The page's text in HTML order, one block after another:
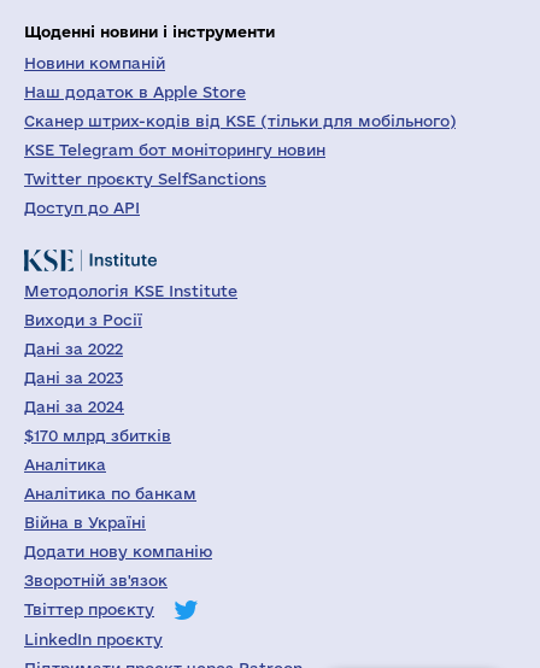
Щоденні новини і інструменти
Новини компаній
Наш додаток в Apple Store
Сканер штрих-кодів від KSE (тільки для мобільного)
KSE Telegram бот моніторингу новин
Twitter проєкту SelfSanctions
Доступ до API
Методологія KSE Institute
Виходи з Росії
Дані за 2022
Дані за 2023
Дані за 2024
$170 млрд збитків
Аналітика
Аналітика по банкам
Війна в Україні
Додати нову компанію
Зворотній зв'язок
Твіттер проєкту
LinkedIn проєкту